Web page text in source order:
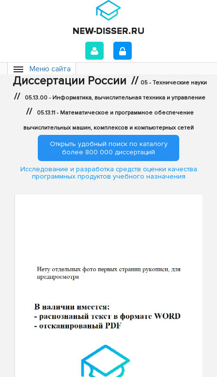
Меню сайта
Диссертации России // 05 - Технические науки
// 05.13.00 - Информатика, вычислительная техника и управление
// 05.13.11 - Математическое и программное обеспечение
вычислительных машин, комплексов и компьютерных сетей
Открыть удобный поиск по каталогу
более 800 000 диссертаций
Исследование и разработка средств оценки качества
программных продуктов учебного назначения